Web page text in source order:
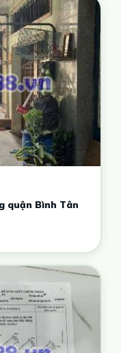
quận Bình Tân